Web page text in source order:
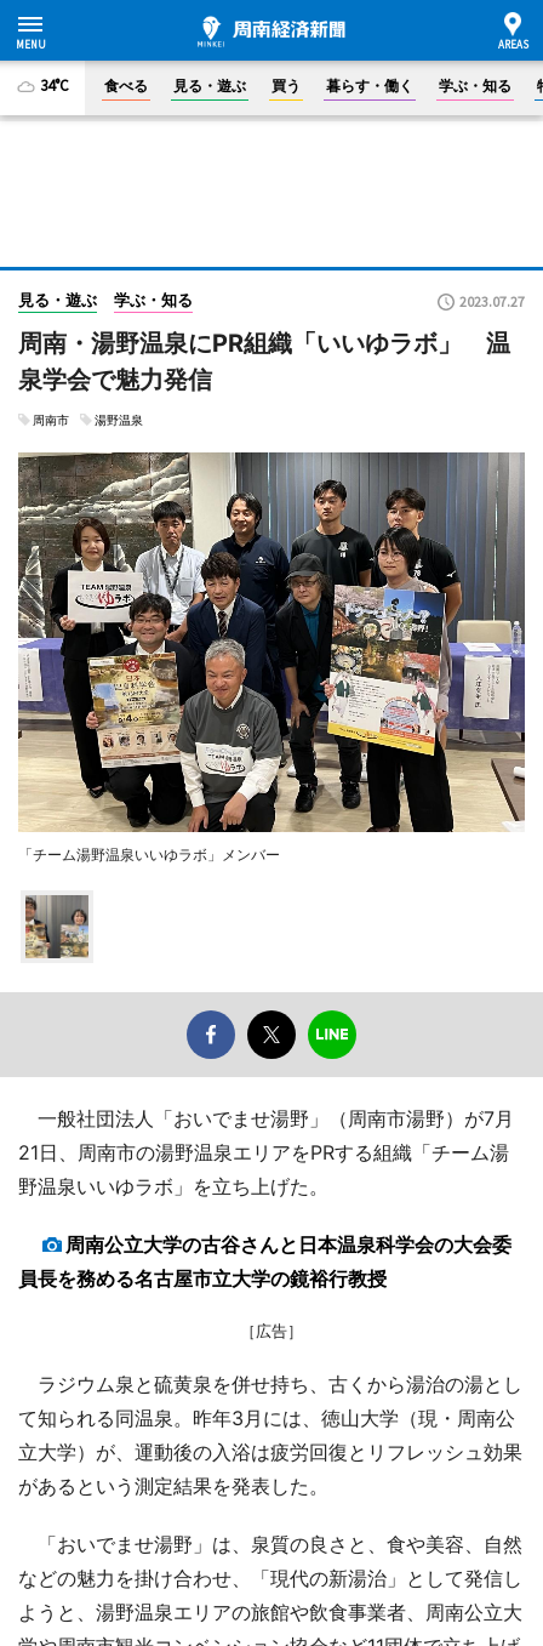
34°C 食べる 見る・遊ぶ 買う 暮らす・働く 学ぶ・知る
見る・遊ぶ 学ぶ・知る 2023.07.27
周南・湯野温泉にPR組織「いいゆラボ」 温
泉学会で魅力発信
周南市 湯野温泉
「チーム湯野温泉いいゆラボ」メンバー
一般社団法人「おいでませ湯野」（周南市湯野）が7月
21日、周南市の湯野温泉エリアをPRする組織「チーム湯
野温泉いいゆラボ」を立ち上げた。
周南公立大学の古谷さんと日本温泉科学会の大会委
員長を務める名古屋市立大学の鏡裕行教授
［広告］
ラジウム泉と硫黄泉を併せ持ち、古くから湯治の湯とし
て知られる同温泉。昨年3月には、徳山大学（現・周南公
立大学）が、運動後の入浴は疲労回復とリフレッシュ効果
があるという測定結果を発表した。
「おいでませ湯野」は、泉質の良さと、食や美容、自然
などの魅力を掛け合わせ、「現代の新湯治」として発信し
ようと、湯野温泉エリアの旅館や飲食事業者、周南公立大